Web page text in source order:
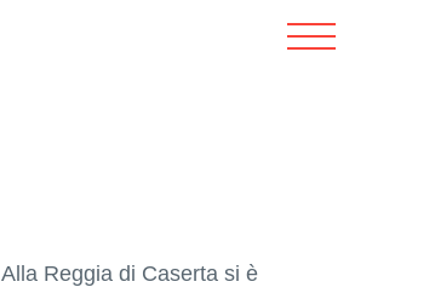
Reggia di Caserta si è